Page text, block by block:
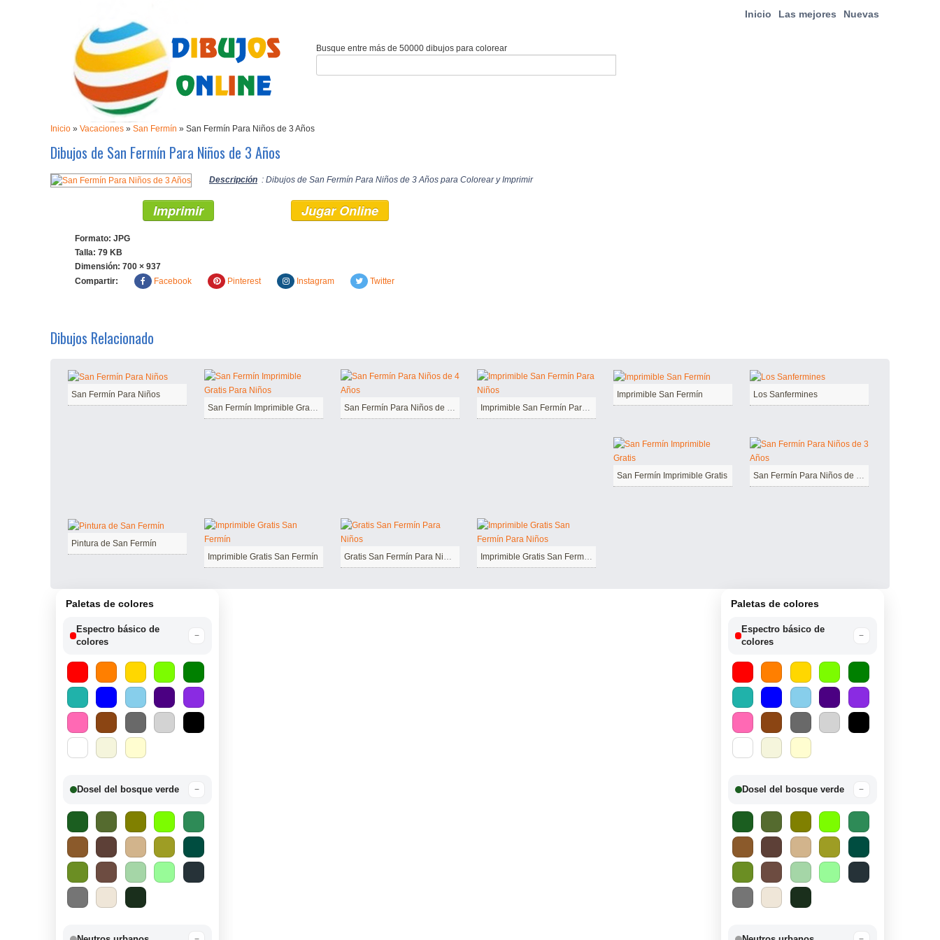
Inicio Las mejores Nuevas
Busque entre más de 50000 dibujos para colorear
Inicio » Vacaciones » San Fermín » San Fermín Para Niños de 3 Años
Dibujos de San Fermín Para Niños de 3 Años
Descripción : Dibujos de San Fermín Para Niños de 3 Años para Colorear y Imprimir
Imprimir Jugar Online
Formato: JPG
Talla: 79 KB
Dimensión: 700 × 937
Compartir:
Facebook Pinterest Instagram Twitter
Dibujos Relacionado
San Fermín Para Niños
San Fermín Imprimible Gratis Para Niños
San Fermín Para Niños de 4 Años Imprimible San Fermín Para Niños
Imprimible San Fermín Los Sanfermines
San Fermín Imprimible Gratis San Fermín Para Niños de 3 Años
Pintura de San Fermín
Imprimible Gratis San Fermín
Gratis San Fermín Para Niños Imprimible Gratis San Fermín Para Niños
Paletas de colores
Espectro básico de
colores
−
Dosel del bosque verde −
Paletas de colores
Espectro básico de
colores
−
Dosel del bosque verde −